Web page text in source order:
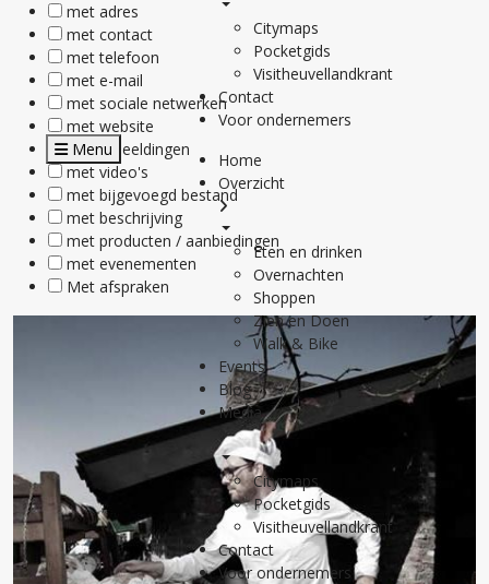
Menu
Citymaps
Pocketgids
Visitheuvellandkrant
Contact
Voor ondernemers
Home
Overzicht
Eten en drinken
Overnachten
Shoppen
Zien en Doen
Walk & Bike
Events
Blog
Media
Citymaps
Pocketgids
Visitheuvellandkrant
Contact
Voor ondernemers
met adres
met contact
met telefoon
met e-mail
met sociale netwerken
met website
met afbeeldingen
met video's
met bijgevoegd bestand
met beschrijving
met producten / aanbiedingen
met evenementen
Met afspraken